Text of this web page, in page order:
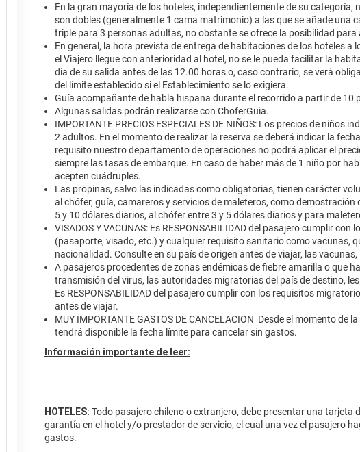
En la gran mayoría de los hoteles, independientemente de su
son dobles (generalmente 1 cama matrimonio) a las que se añade una
triple para 3 personas adultas, no obstante se ofrece la posibilidad
En general, la hora prevista de entrega de habitaciones de los hoteles
el Viajero llegue con anterioridad al hotel, no se le pueda facilitar la
día de su salida antes de las 12.00 horas o, caso contrario, se verá
del límite establecido si el Establecimiento se lo exigiera.
Guía acompañante de habla hispana durante el recorrido a partir de 10
Algunas salidas podrán realizarse con ChoferGuia.
IMPORTANTE PRECIOS ESPECIALES DE NIÑOS: Los precios de
2 adultos. En el momento de realizar la reserva se deberá indicar la
requisito nuestro departamento de operaciones no podrá aplicar el
siempre las tasas de embarque. En caso de haber más de 1 niño por
acepten cuádruples.
Las propinas, salvo las indicadas como obligatorias, tienen carácter
al chófer, guía, camareros y servicios de maleteros, como
5 y 10 dólares diarios, al chófer entre 3 y 5 dólares diarios y para
VISADOS Y VACUNAS: Es RESPONSABILIDAD del pasajero cumplir
(pasaporte, visado, etc.) y cualquier requisito sanitario como vacunas,
nacionalidad. Consulte en su país de origen antes de viajar, las
A pasajeros procedentes de zonas endémicas de fiebre amarilla o que
transmisión del virus, las autoridades migratorias del país de destino,
Es RESPONSABILIDAD del pasajero cumplir con los requisitos
antes de viajar.
MUY IMPORTANTE GASTOS DE CANCELACION Desde el momento
tendrá disponible la fecha límite para cancelar sin gastos.
Información importante de leer:
HOTELES: Todo pasajero chileno o extranjero, debe presentar una
garantía en el hotel y/o prestador de servicio, el cual una vez el pasajero
gastos.